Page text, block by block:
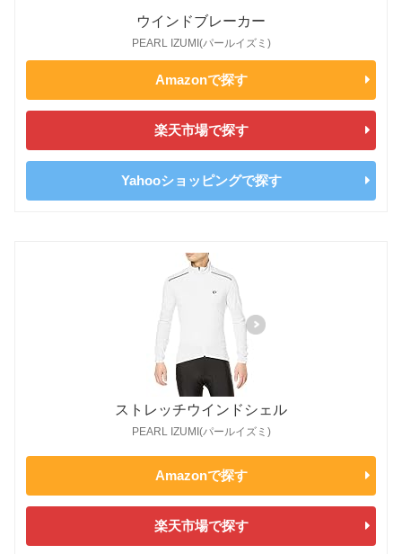
ウインドブレーカー
PEARL IZUMI(パールイズミ)
Amazonで探す
楽天市場で探す
Yahooショッピングで探す
ストレッチウインドシェル
PEARL IZUMI(パールイズミ)
Amazonで探す
楽天市場で探す